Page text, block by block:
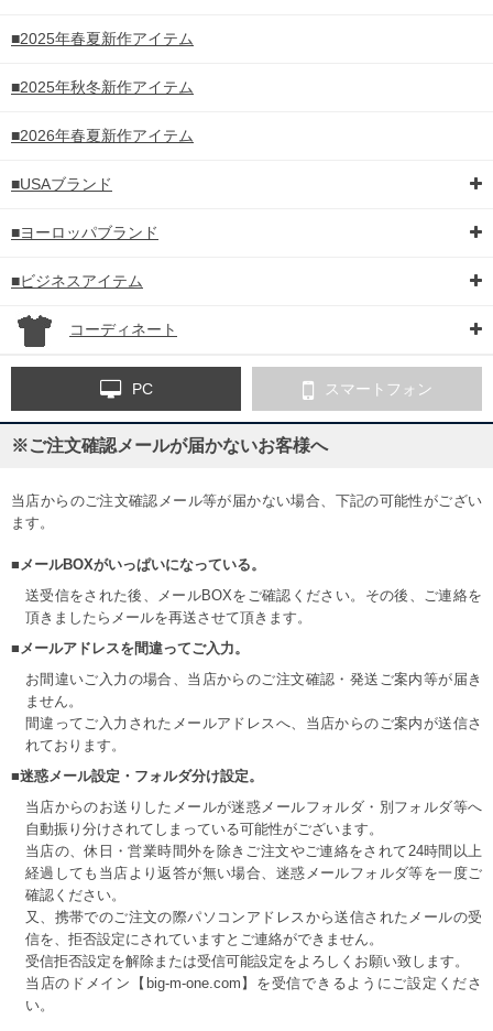
■2025年春夏新作アイテム
■2025年秋冬新作アイテム
■2026年春夏新作アイテム
■USAブランド
■ヨーロッパブランド
■ビジネスアイテム
コーディネート
PC スマートフォン
※ご注文確認メールが届かないお客様へ
当店からのご注文確認メール等が届かない場合、下記の可能性がござい
ます。
■メールBOXがいっぱいになっている。
送受信をされた後、メールBOXをご確認ください。その後、ご連絡を
頂きましたらメールを再送させて頂きます。
■メールアドレスを間違ってご入力。
お間違いご入力の場合、当店からのご注文確認・発送ご案内等が届き
ません。
間違ってご入力されたメールアドレスへ、当店からのご案内が送信さ
れております。
■迷惑メール設定・フォルダ分け設定。
当店からのお送りしたメールが迷惑メールフォルダ・別フォルダ等へ
自動振り分けされてしまっている可能性がございます。
当店の、休日・営業時間外を除きご注文やご連絡をされて24時間以上
経過しても当店より返答が無い場合、迷惑メールフォルダ等を一度ご
確認ください。
又、携帯でのご注文の際パソコンアドレスから送信されたメールの受
信を、拒否設定にされていますとご連絡ができません。
受信拒否設定を解除または受信可能設定をよろしくお願い致します。
当店のドメイン【big-m-one.com】を受信できるようにご設定くださ
い。